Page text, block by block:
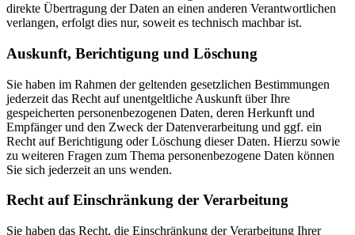
direkte Übertragung der Daten an einen anderen Verantwortlichen
verlangen, erfolgt dies nur, soweit es technisch machbar ist.
Auskunft, Berichtigung und Löschung
Sie haben im Rahmen der geltenden gesetzlichen Bestimmungen
jederzeit das Recht auf unentgeltliche Auskunft über Ihre
gespeicherten personenbezogenen Daten, deren Herkunft und
Empfänger und den Zweck der Datenverarbeitung und ggf. ein
Recht auf Berichtigung oder Löschung dieser Daten. Hierzu sowie
zu weiteren Fragen zum Thema personenbezogene Daten können
Sie sich jederzeit an uns wenden.
Recht auf Einschränkung der Verarbeitung
Sie haben das Recht, die Einschränkung der Verarbeitung Ihrer